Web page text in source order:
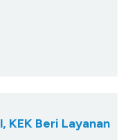
KEK Beri Layanan